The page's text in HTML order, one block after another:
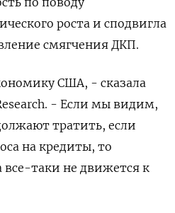
роста и сподвигла
смягчения ДКП.
США, - сказала
- Если мы видим,
тратить, если
на кредиты, то
таки не движется к